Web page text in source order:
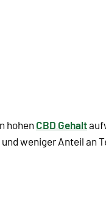
hohen CBD Gehalt
weniger Anteil an